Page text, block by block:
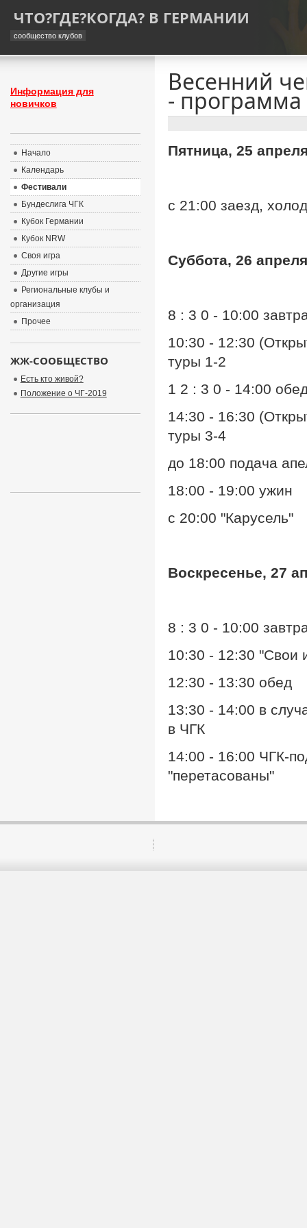
ЧТО?ГДЕ?КОГДА? В ГЕРМАНИИ
сообщество клубов
Весенний
- программа
Пятница, 25
с 21:00 заезд,
Суббота, 26 апреля
8 : 3 0 - 10:00
10:30 - 12:30
туры 1-2
1 2 : 3 0 - 14:00
14:30 - 16:30
туры 3-4
до 18:00 подача
18:00 - 19:00 ужин
с 20:00 "Карусель"
Воскресенье, 27
8 : 3 0 - 10:00
10:30 - 12:30 "Свои
12:30 - 13:30 обед
13:30 - 14:00 в
в ЧГК
14:00 - 16:00 ЧГК-
"перетасованы"
Информация для
новичков
Начало
Календарь
Фестивали
Бундеслига ЧГК
Кубок Германии
Кубок NRW
Своя игра
Другие игры
Региональные клубы и
организация
Прочее
ЖЖ-СООБЩЕСТВО
Есть кто живой?
Положение о ЧГ-2019